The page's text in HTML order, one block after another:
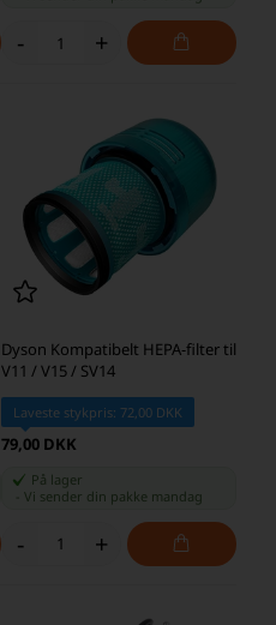
- +
Dyson Kompatibelt HEPA-filter til
V11 / V15 / SV14
Laveste stykpris: 72,00 DKK
79,00 DKK
På lager
Vi sender din pakke mandag
- +